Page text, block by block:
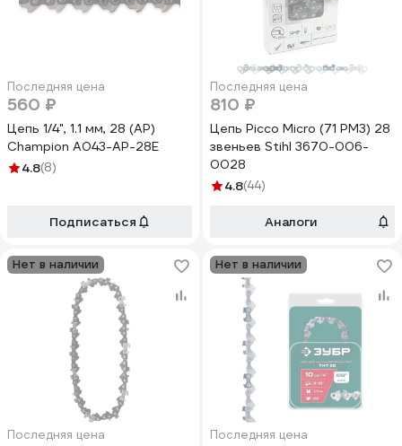
Последняя цена
560 ₽
Цепь 1/4", 1.1 мм, 28 (AP)
Champion A043-AP-28E
4.8(8)
Подписаться
Последняя цена
810 ₽
Цепь Picco Micro (71 PM3) 28
звеньев Stihl 3670-006-
0028
4.8(44)
Аналоги
Нет в наличии
Последняя цена
Нет в наличии
Последняя цена